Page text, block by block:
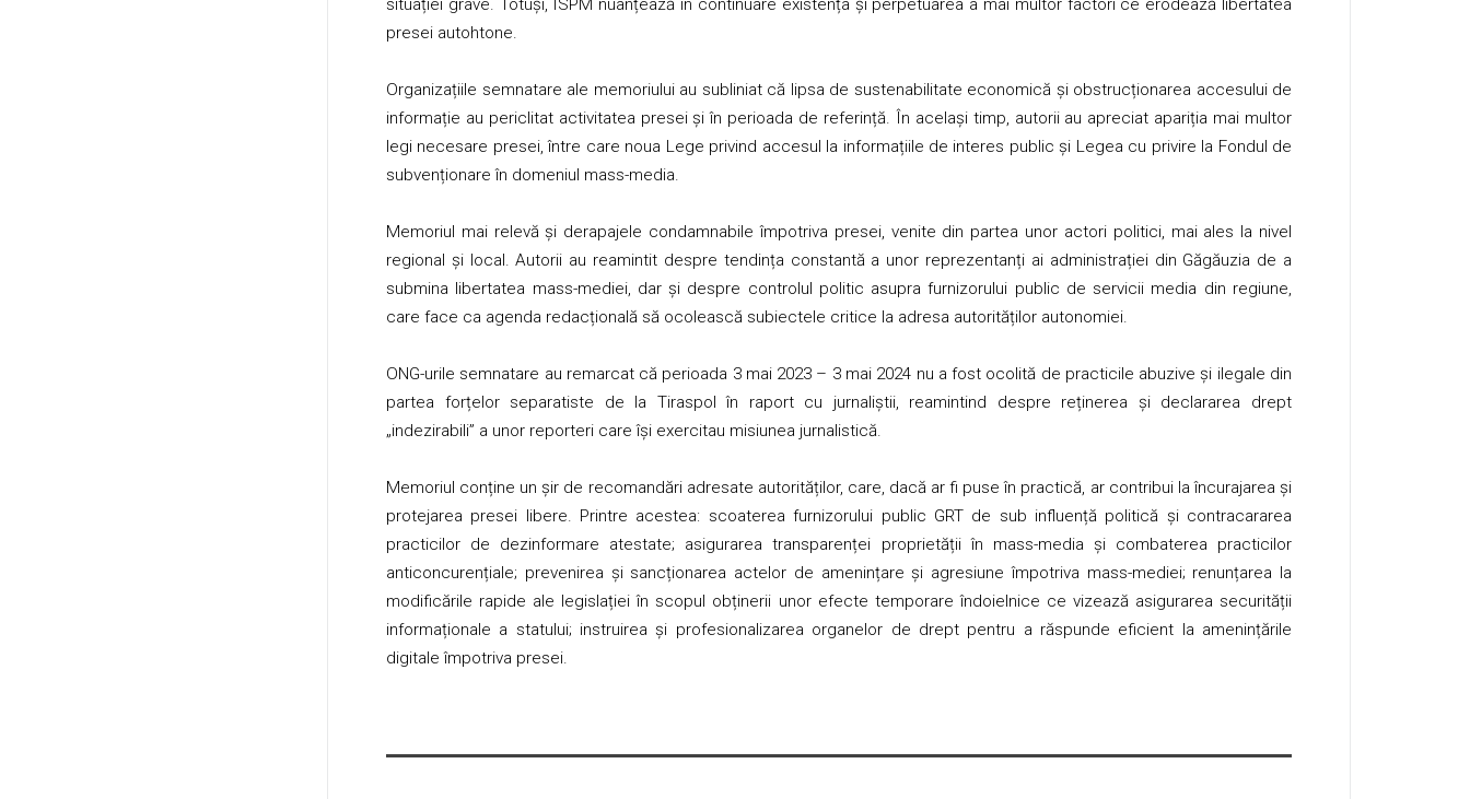
situației grave. Totuși, ISPM nuanțează în continuare existența și perpetuarea a mai multor factori ce erodează libertatea
presei autohtone.
Organizațiile semnatare ale memoriului au subliniat că lipsa de sustenabilitate economică și obstrucționarea accesului de
informație au periclitat activitatea presei și în perioada de referință. În același timp, autorii au apreciat apariția mai multor
legi necesare presei, între care noua Lege privind accesul la informațiile de interes public și Legea cu privire la Fondul de
subvenționare în domeniul mass-media.
Memoriul mai relevă și derapajele condamnabile împotriva presei, venite din partea unor actori politici, mai ales la nivel
regional și local. Autorii au reamintit despre tendința constantă a unor reprezentanți ai administrației din Găgăuzia de a
submina libertatea mass-mediei, dar și despre controlul politic asupra furnizorului public de servicii media din regiune,
care face ca agenda redacțională să ocolească subiectele critice la adresa autorităților autonomiei.
ONG-urile semnatare au remarcat că perioada 3 mai 2023 – 3 mai 2024 nu a fost ocolită de practicile abuzive și ilegale din
partea forțelor separatiste de la Tiraspol în raport cu jurnaliștii, reamintind despre reținerea și declararea drept
„indezirabili” a unor reporteri care își exercitau misiunea jurnalistică.
Memoriul conține un șir de recomandări adresate autorităților, care, dacă ar fi puse în practică, ar contribui la încurajarea și
protejarea presei libere. Printre acestea: scoaterea furnizorului public GRT de sub influență politică și contracararea
practicilor de dezinformare atestate; asigurarea transparenței proprietății în mass-media și combaterea practicilor
anticoncurențiale; prevenirea și sancționarea actelor de amenințare și agresiune împotriva mass-mediei; renunțarea la
modificările rapide ale legislației în scopul obținerii unor efecte temporare îndoielnice ce vizează asigurarea securității
informaționale a statului; instruirea și profesionalizarea organelor de drept pentru a răspunde eficient la amenințările
digitale împotriva presei.